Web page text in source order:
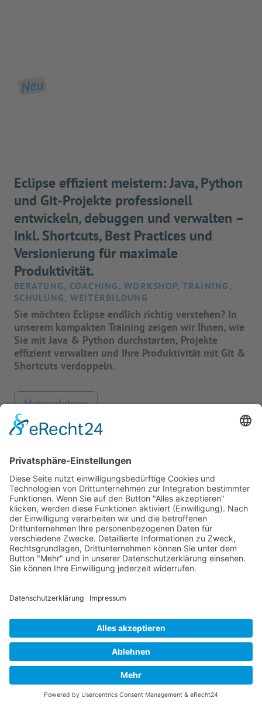
Neu
Eclipse effizient meistern: Java, Python
und Git-Projekte professionell
entwickeln, debuggen und verwalten –
inkl. Shortcuts, Best Practices und
Versionierung für maximale
Produktivität.
BERATUNG, COACHING, WORKSHOP, TRAINING,
SCHULUNG, WEITERBILDUNG
Sie möchten Eclipse endlich richtig verstehen? In
unserem kompakten Training zeigen wir Ihnen, wie
Sie mit Java & Python durchstarten, Projekte
effizient verwalten und Ihre Produktivität mit Git &
Shortcuts verdoppeln.
Mehr erfahren
Neu
Spring Boot - Effiziente
Anwendungsentwicklung für moderne
Softwarearchitekturen
BERATUNG, COACHING, WORKSHOP, TRAINING,